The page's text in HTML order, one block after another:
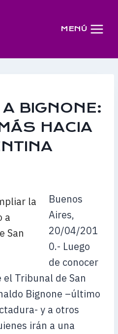
MENÚ
BIGNONE:
HACIA
Buenos
Aires,
20/04/201
0.- Luego
de conocer
el Tribunal de San
Bignone –último
y a otros
irán a una